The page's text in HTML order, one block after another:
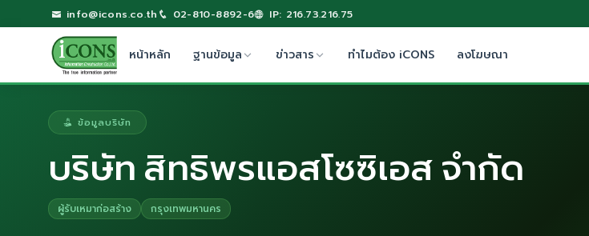
info@icons.co.th 02-810-8892-6 IP: 216.73.216.75
หน้าหลัก ฐานข้อมูล ข่าวสาร ทำไมต้อง iCONS ลงโฆษณา
ข้อมูลบริษัท
บริษัท สิทธิพรแอสโซซิเอส จำกัด
ผู้รับเหมาก่อสร้าง กรุงเทพมหานคร